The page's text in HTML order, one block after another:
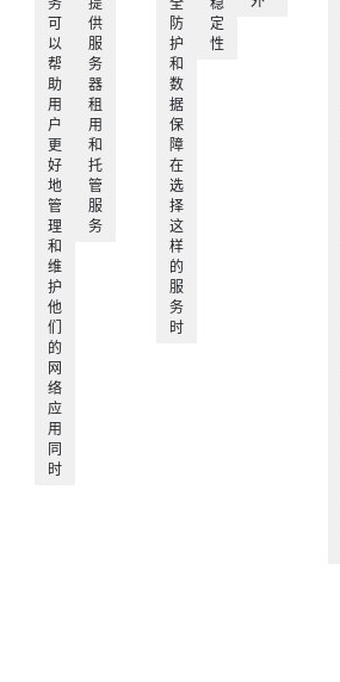
可
以
帮
助
用
户
更
好
地
管
理
和
维
护
他
们
的
网
络
应
用
同
时
供
服
务
器
租
用
和
托
管
服
务
防
护
和
数
据
保
障
在
选
择
这
样
的
服
务
时
定
性